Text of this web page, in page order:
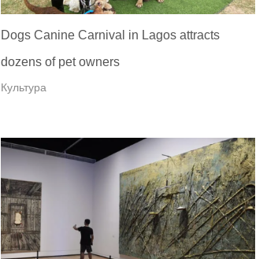
Dogs Canine Carnival in Lagos attracts
dozens of pet owners
Культура